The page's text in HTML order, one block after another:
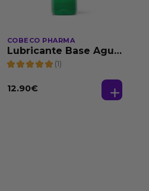
COBECO PHARMA
Lubricante Base Agua
100% Natural 125 ml
(1)
12.90€